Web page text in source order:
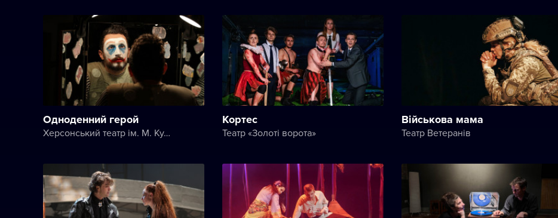
Одноденний герой
Херсонський театр ім. М. Куліша
Кортес
Театр «Золоті ворота»
Військова мама
Театр Ветеранів